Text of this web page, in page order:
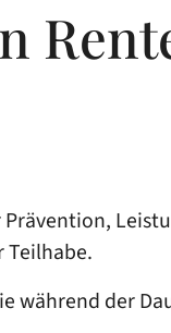
Teilhabe.
während der